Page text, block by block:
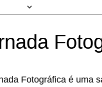
Fotográfica é uma